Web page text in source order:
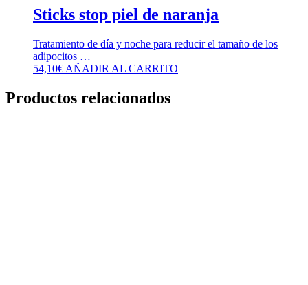
Sticks stop piel de naranja
Tratamiento de día y noche para reducir el tamaño de los
adipocitos …
54,10€ AÑADIR AL CARRITO
Productos relacionados